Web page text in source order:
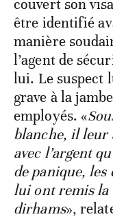
couvert son
être identifié
manière
l’agent de
lui. Le suspect
grave à la
employés. «
blanche, il leur
avec l’argent
de panique, les
lui ont remis la
dirhams»,